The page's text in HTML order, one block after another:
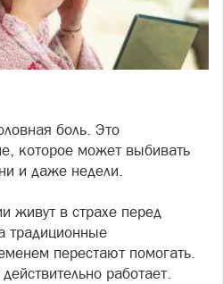
боль. Это
которое может выбивать
и даже недели.
живут в страхе перед
традиционные
перестают помогать.
работает.